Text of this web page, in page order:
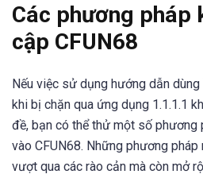
Các phương pháp
cập CFUN68
Nếu việc sử dụng hướng dẫn
khi bị chặn qua ứng dụng 1.1.1.1
đề, bạn có thể thử một số phương
vào CFUN68. Những phương
vượt qua các rào cản mà còn mở